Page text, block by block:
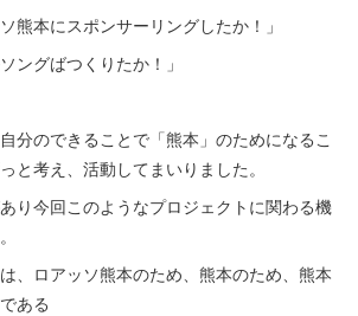
熊本にスポンサーリングしたか！」
ングばつくりたか！」
分のできることで「熊本」のためになるこ
と考え、活動してまいりました。
り今回このようなプロジェクトに関わる機
、ロアッソ熊本のため、熊本のため、熊本
ある